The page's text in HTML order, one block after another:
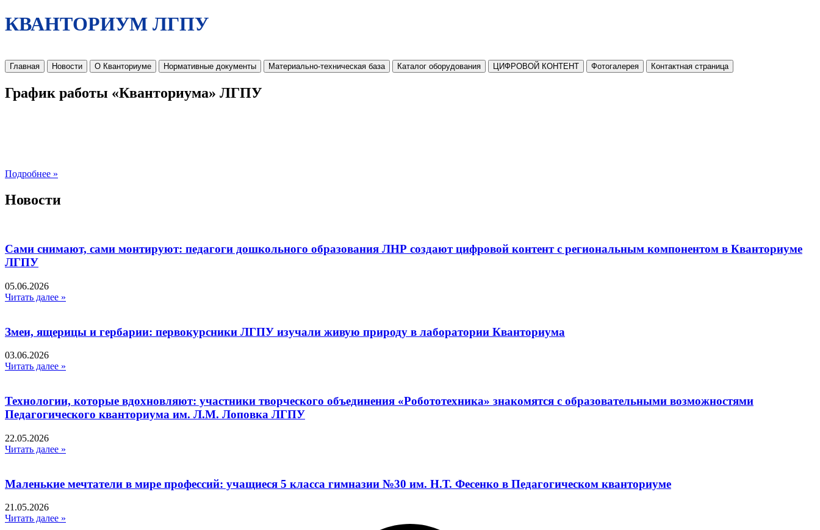
КВАНТОРИУМ ЛГПУ
Главная Новости О Кванториуме Нормативные документы Материально-техническая база Каталог оборудования ЦИФРОВОЙ КОНТЕНТ Фотогалерея Контактная страница
График работы «Кванториума» ЛГПУ
Подробнее »
Новости
Сами снимают, сами монтируют: педагоги дошкольного образования ЛНР создают цифровой контент с региональным компонентом в Кванториуме
ЛГПУ​
05.06.2026
Читать далее »
Змеи, ящерицы и гербарии: первокурсники ЛГПУ изучали живую природу в лаборатории Кванториума
03.06.2026
Читать далее »
Технологии, которые вдохновляют: участники творческого объединения «Робототехника» знакомятся с образовательными возможностями
Педагогического кванториума им. Л.М. Лоповка ЛГПУ
22.05.2026
Читать далее »
Маленькие мечтатели в мире профессий: учащиеся 5 класса гимназии №30 им. Н.Т. Фесенко в Педагогическом кванториуме
21.05.2026
Читать далее »